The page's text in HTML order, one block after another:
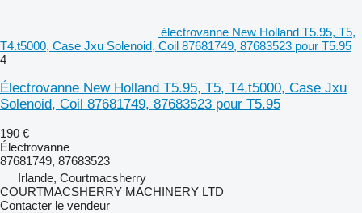
électrovanne New Holland T5.95, T5,
T4.t5000, Case Jxu Solenoid, Coil 87681749, 87683523 pour T5.95
4
Électrovanne New Holland T5.95, T5, T4.t5000, Case Jxu
Solenoid, Coil 87681749, 87683523 pour T5.95
190 €
Électrovanne
87681749, 87683523
Irlande, Courtmacsherry
COURTMACSHERRY MACHINERY LTD
Contacter le vendeur